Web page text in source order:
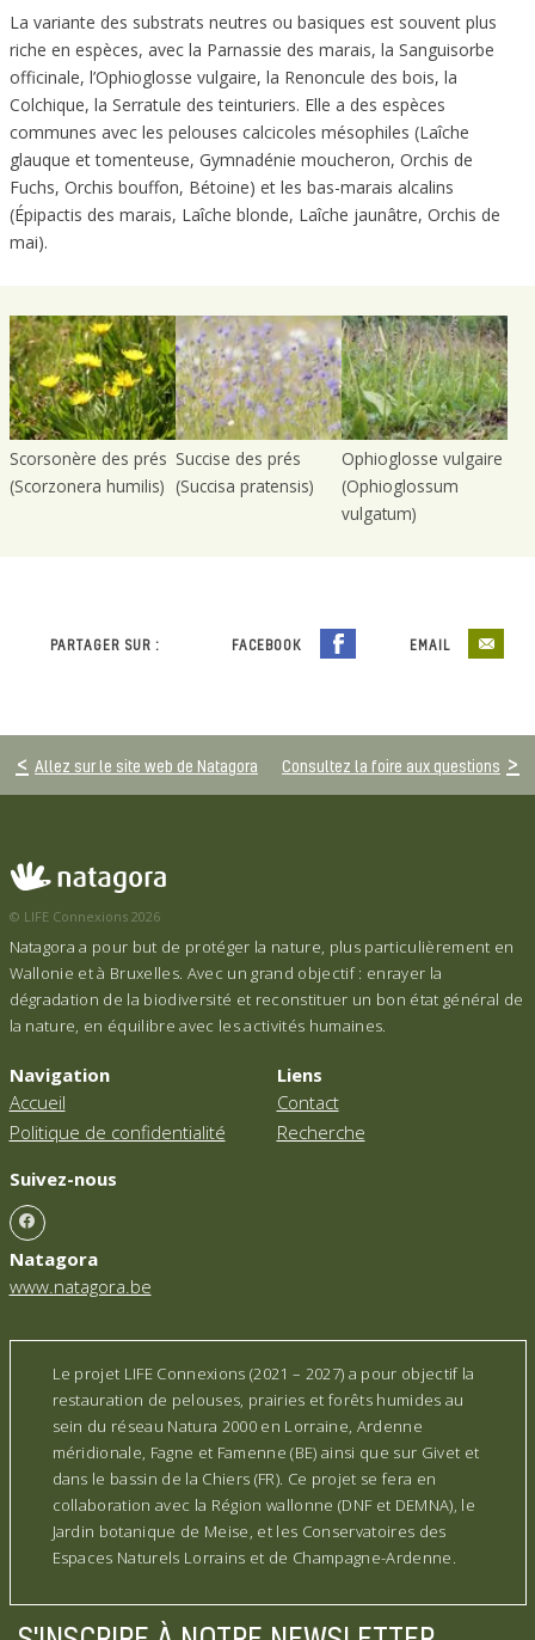
La variante des substrats neutres ou basiques est souvent plus
riche en espèces, avec la Parnassie des marais, la Sanguisorbe
officinale, l’Ophioglosse vulgaire, la Renoncule des bois, la
Colchique, la Serratule des teinturiers. Elle a des espèces
communes avec les pelouses calcicoles mésophiles (Laîche
glauque et tomenteuse, Gymnadénie moucheron, Orchis de
Fuchs, Orchis bouffon, Bétoine) et les bas-marais alcalins
(Épipactis des marais, Laîche blonde, Laîche jaunâtre, Orchis de
mai).
Scorsonère des prés
(Scorzonera humilis)
Succise des prés
(Succisa pratensis)
Ophioglosse vulgaire
(Ophioglossum
vulgatum)
PARTAGER SUR : FACEBOOK EMAIL
Allez sur le site web de Natagora Consultez la foire aux questions
© LIFE Connexions 2026
Natagora a pour but de protéger la nature, plus particulièrement en
Wallonie et à Bruxelles. Avec un grand objectif : enrayer la
dégradation de la biodiversité et reconstituer un bon état général de
la nature, en équilibre avec les activités humaines.
Navigation
Accueil
Politique de confidentialité
Liens
Contact
Recherche
Suivez-nous
Natagora
www.natagora.be
Le projet LIFE Connexions (2021 – 2027) a pour objectif la
restauration de pelouses, prairies et forêts humides au
sein du réseau Natura 2000 en Lorraine, Ardenne
méridionale, Fagne et Famenne (BE) ainsi que sur Givet et
dans le bassin de la Chiers (FR). Ce projet se fera en
collaboration avec la Région wallonne (DNF et DEMNA), le
Jardin botanique de Meise, et les Conservatoires des
Espaces Naturels Lorrains et de Champagne-Ardenne.